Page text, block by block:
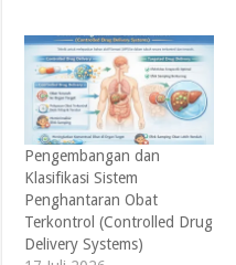
Pengembangan dan
Klasifikasi Sistem
Penghantaran Obat
Terkontrol (Controlled Drug
Delivery Systems)